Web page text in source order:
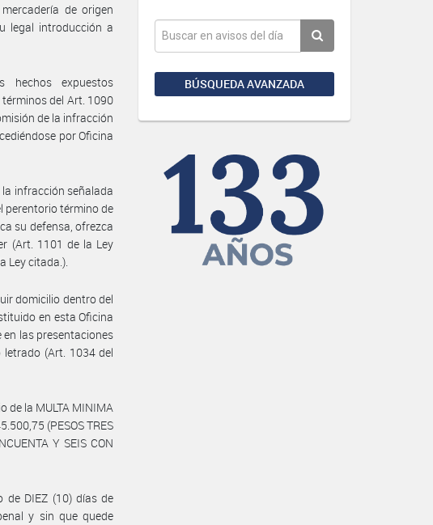
BÚSQUEDA AVANZADA
de origen
legal introducción a
expuestos
del Art. 1090
de la infracción
por Oficina
la infracción señalada
perentorio término de
su defensa, ofrezca
(Art. 1101 de la Ley
Ley citada.).
domicilio dentro del
en esta Oficina
las presentaciones
(Art. 1034 del
de la MULTA MINIMA
(PESOS TRES
Y SEIS CON
DIEZ (10) días de
y sin que quede